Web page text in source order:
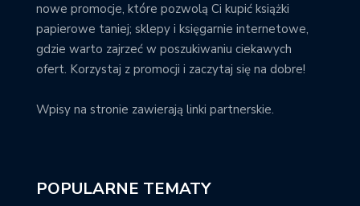
nowe promocje, które pozwolą Ci kupić książki
papierowe taniej; sklepy i księgarnie internetowe,
gdzie warto zajrzeć w poszukiwaniu ciekawych
ofert. Korzystaj z promocji i zaczytaj się na dobre!
Wpisy na stronie zawierają linki partnerskie.
POPULARNE TEMATY